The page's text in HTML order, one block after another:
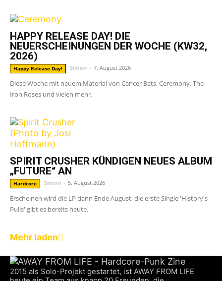
HAPPY RELEASE DAY! DIE
NEUERSCHEINUNGEN DER WOCHE (KW32,
2026)
Happy Release Day! Simon - 7. August 2026
Diese Woche mit neuem Material von Cancer Bats, Ceremony, The
Iron Roses und vielen mehr.
SPIRIT CRUSHER KÜNDIGEN NEUES ALBUM
„FUTURE“ AN
Hardcore Simon - 5. August 2026
Erscheinen wird die LP dann Ende August, die erste Single 'History's
Pulls' gibt es bereits heute.
Mehr laden
2015 als Solo-Projekt gestartet, ist AWAY FROM LIFE